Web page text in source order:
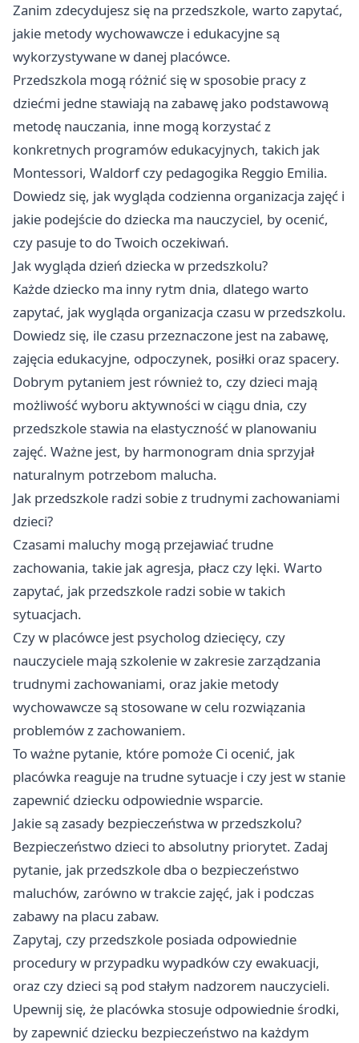
Zanim zdecydujesz się na przedszkole, warto zapytać,
jakie metody wychowawcze i edukacyjne są
wykorzystywane w danej placówce.
Przedszkola mogą różnić się w sposobie pracy z
dziećmi jedne stawiają na zabawę jako podstawową
metodę nauczania, inne mogą korzystać z
konkretnych programów edukacyjnych, takich jak
Montessori, Waldorf czy pedagogika Reggio Emilia.
Dowiedz się, jak wygląda codzienna organizacja zajęć i
jakie podejście do dziecka ma nauczyciel, by ocenić,
czy pasuje to do Twoich oczekiwań.
Jak wygląda dzień dziecka w przedszkolu?
Każde dziecko ma inny rytm dnia, dlatego warto
zapytać, jak wygląda organizacja czasu w przedszkolu.
Dowiedz się, ile czasu przeznaczone jest na zabawę,
zajęcia edukacyjne, odpoczynek, posiłki oraz spacery.
Dobrym pytaniem jest również to, czy dzieci mają
możliwość wyboru aktywności w ciągu dnia, czy
przedszkole stawia na elastyczność w planowaniu
zajęć. Ważne jest, by harmonogram dnia sprzyjał
naturalnym potrzebom malucha.
Jak przedszkole radzi sobie z trudnymi zachowaniami
dzieci?
Czasami maluchy mogą przejawiać trudne
zachowania, takie jak agresja, płacz czy lęki. Warto
zapytać, jak przedszkole radzi sobie w takich
sytuacjach.
Czy w placówce jest psycholog dziecięcy, czy
nauczyciele mają szkolenie w zakresie zarządzania
trudnymi zachowaniami, oraz jakie metody
wychowawcze są stosowane w celu rozwiązania
problemów z zachowaniem.
To ważne pytanie, które pomoże Ci ocenić, jak
placówka reaguje na trudne sytuacje i czy jest w stanie
zapewnić dziecku odpowiednie wsparcie.
Jakie są zasady bezpieczeństwa w przedszkolu?
Bezpieczeństwo dzieci to absolutny priorytet. Zadaj
pytanie, jak przedszkole dba o bezpieczeństwo
maluchów, zarówno w trakcie zajęć, jak i podczas
zabawy na placu zabaw.
Zapytaj, czy przedszkole posiada odpowiednie
procedury w przypadku wypadków czy ewakuacji,
oraz czy dzieci są pod stałym nadzorem nauczycieli.
Upewnij się, że placówka stosuje odpowiednie środki,
by zapewnić dziecku bezpieczeństwo na każdym